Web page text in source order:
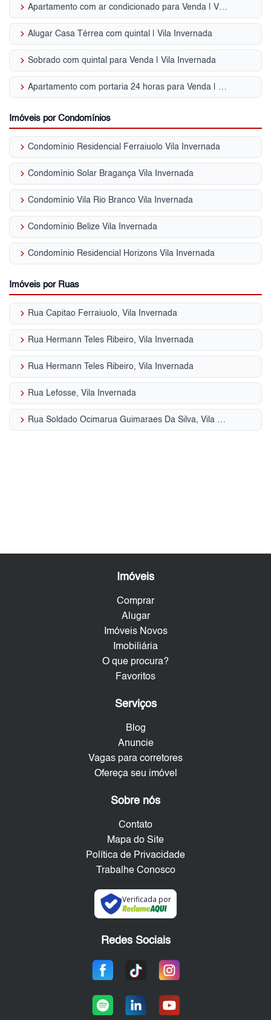
keyboard_arrow_right Apartamento com ar condicionado para Venda | Vila Invernada
keyboard_arrow_right Alugar Casa Térrea com quintal | Vila Invernada
keyboard_arrow_right Sobrado com quintal para Venda | Vila Invernada
keyboard_arrow_right Apartamento com portaria 24 horas para Venda | Vila Invernada
Imóveis por Condomínios
keyboard_arrow_right Condomínio Residencial Ferraiuolo Vila Invernada
keyboard_arrow_right Condomínio Solar Bragança Vila Invernada
keyboard_arrow_right Condomínio Vila Rio Branco Vila Invernada
keyboard_arrow_right Condomínio Belize Vila Invernada
keyboard_arrow_right Condomínio Residencial Horizons Vila Invernada
Imóveis por Ruas
keyboard_arrow_right Rua Capitao Ferraiuolo, Vila Invernada
keyboard_arrow_right Rua Hermann Teles Ribeiro, Vila Invernada
keyboard_arrow_right Rua Hermann Teles Ribeiro, Vila Invernada
keyboard_arrow_right Rua Lefosse, Vila Invernada
keyboard_arrow_right Rua Soldado Ocimarua Guimaraes Da Silva, Vila Invernada
Imóveis
Comprar
Alugar
Imóveis Novos
Imobiliária
O que procura?
Favoritos
Serviços
Blog
Anuncie
Vagas para corretores
Ofereça seu imóvel
Sobre nós
Contato
Mapa do Site
Política de Privacidade
Trabalhe Conosco
Verificada por
Redes Sociais